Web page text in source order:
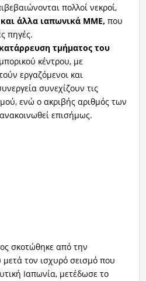
πολλοί νεκροί,
και άλλα ιαπωνικά ΜΜΕ, που
πηγές.
κατάρρευση τμήματος του
κέντρου, με
εργαζόμενοι και
συνεχίζουν τις
ενώ ο ακριβής αριθμός των
επισήμως.
σκοτώθηκε από την
μετά τον ισχυρό σεισμό που
Ιαπωνία, μετέδωσε το